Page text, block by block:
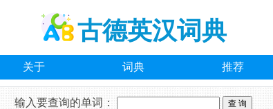
古德英汉词典
关于 词典 推荐
输入要查询的单词：